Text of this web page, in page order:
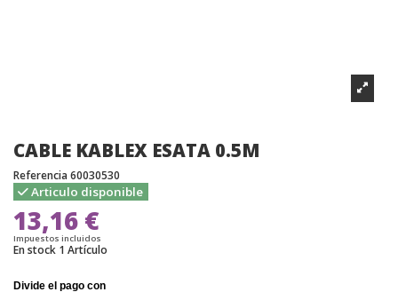
CABLE KABLEX ESATA 0.5M
Referencia 60030530
Articulo disponible
13,16 €
Impuestos incluidos
En stock 1 Artículo